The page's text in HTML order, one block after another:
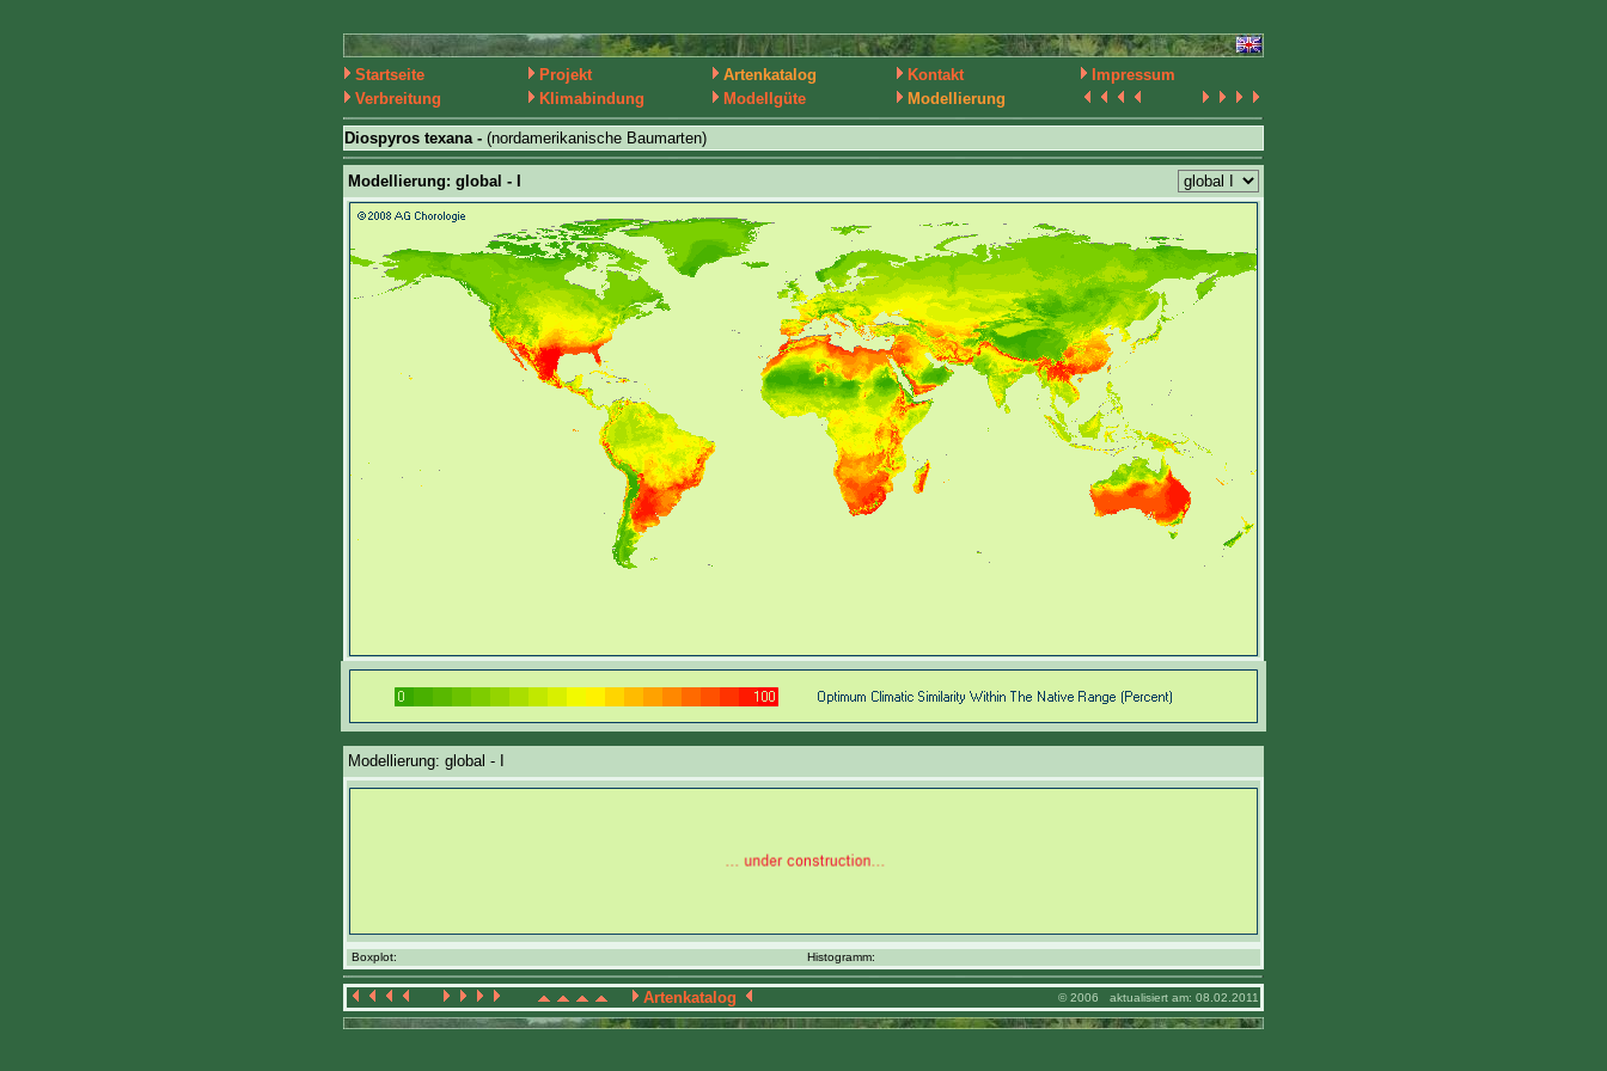
Startseite Projekt Artenkatalog Kontakt
Impressum
Verbreitung
Klimabindung Modellgüte Modellierung
Diospyros texana - (nordamerikanische Baumarten)
Modellierung: global - I
Modellierung: global - I
Boxplot: Histogramm:
Artenkatalog © 2006 aktualisiert am: 08.02.2011